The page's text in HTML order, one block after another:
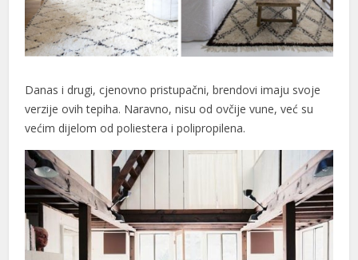
Danas i drugi, cjenovno pristupačni, brendovi imaju svoje
verzije ovih tepiha. Naravno, nisu od ovčije vune, već su
većim dijelom od poliestera i polipropilena.